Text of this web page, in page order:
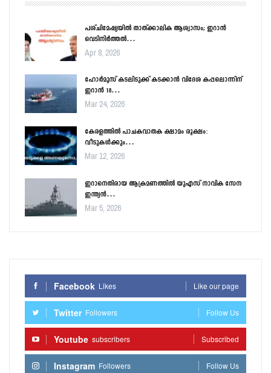
പശ്ചിമേഷ്യയിൽ താത്ക്കാലിക ആശ്വാസം; ഇറാൻ
വെടിനിർത്തൽ…
Apr 8, 2026
ഹോർമൂസ് കടലിടുക്ക് കടക്കാൻ വിദേശ കപ്പലൊന്നിന്
ഇറാൻ 18…
Mar 24, 2026
കേരളത്തിൽ പാചകവാതക ക്ഷാമം രൂക്ഷം:
വീടുകൾക്കും…
Mar 12, 2026
ഇറാനെതിരായ ആക്രമണത്തിൽ യുഎസ് നാവിക സേന
ഇന്ത്യൻ…
Mar 5, 2026
Facebook Likes Like our page
Twitter Followers Follow Us
Youtube subscribers Subscribed
Instagram Followers Follow Us